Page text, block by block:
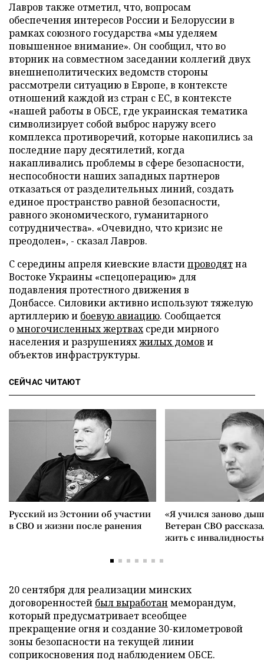
Лавров также отметил, что, вопросам
обеспечения интересов России и Белоруссии в
рамках союзного государства «мы уделяем
повышенное внимание». Он сообщил, что во
вторник на совместном заседании коллегий двух
внешнеполитических ведомств стороны
рассмотрели ситуацию в Европе, в контексте
отношений каждой из стран с ЕС, в контексте
«нашей работы в ОБСЕ, где украинская тематика
символизирует собой выброс наружу всего
комплекса противоречий, которые накопились за
последние пару десятилетий, когда
накапливались проблемы в сфере безопасности,
неспособности наших западных партнеров
отказаться от разделительных линий, создать
единое пространство равной безопасности,
равного экономического, гуманитарного
сотрудничества». «Очевидно, что кризис не
преодолен», - сказал Лавров.
С середины апреля киевские властипроводятна
Востоке Украины «спецоперацию» для
подавления протестного движения в
Донбассе. Силовики активно используют тяжелую
артиллерию и боевую авиацию. Сообщается
омногочисленных жертвахсреди мирного
населения и разрушенияхжилых домов и
объектов инфраструктуры.
СЕЙЧАС ЧИТАЮТ
Русский из Эстонии об участии
в СВО и жизни после ранения
«Я учился заново
Ветеран СВО
жить с
20 сентября для реализации минских
договоренностей был выработан меморандум,
который предусматривает всеобщее
прекращение огня и создание 30-километровой
зоны безопасности на текущей линии
соприкосновения под наблюдением ОБСЕ.